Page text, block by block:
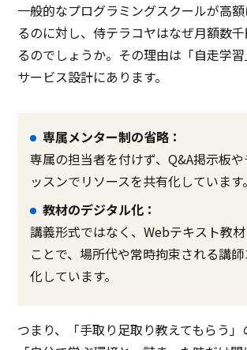
一般的なプログラミングスクールが高
るのに対し、侍テラコヤはなぜ月額数
るのでしょうか。その理由は「自走学
サービス設計にあります。
専属メンター制の省略：
専属の担当者を付けず、Q&A掲示板
ッスンでリソースを共有化しています。
教材のデジタル化：
講義形式ではなく、Webテキスト教
ことで、場所代や常時拘束される講
化しています。
つまり、「手取り足取り教えてもらう」